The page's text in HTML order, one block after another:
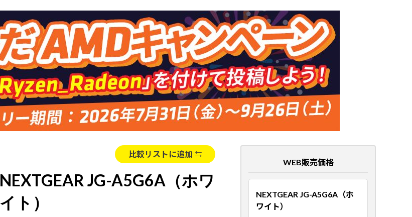
比較リストに追加
NEXTGEAR JG-A5G6A（ホワ
イト）
WEB販売価格
NEXTGEAR JG-A5G6A（ホ
ワイト）